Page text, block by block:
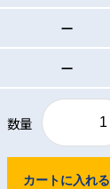
ー
ー
数量
カートに入れる